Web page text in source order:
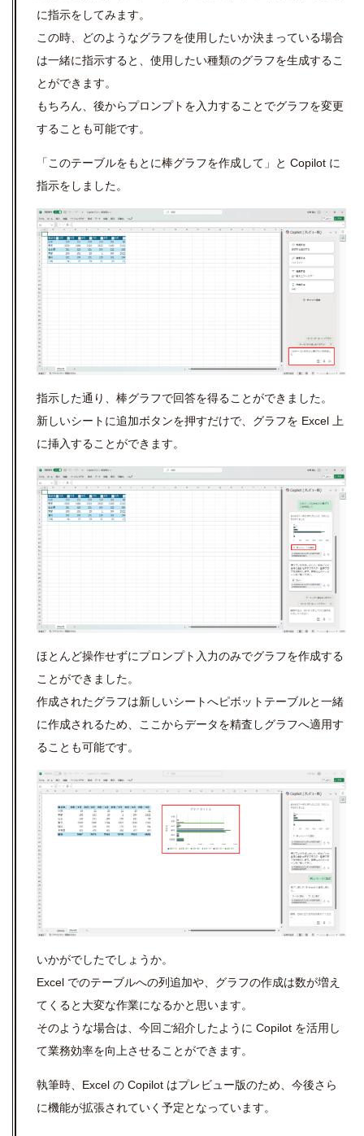
に指示をしてみます。
この時、どのようなグラフを使用したいか決まっている場合
は一緒に指示すると、使用したい種類のグラフを生成するこ
とができます。
もちろん、後からプロンプトを入力することでグラフを変更
することも可能です。
「このテーブルをもとに棒グラフを作成して」と Copilot に
指示をしました。
指示した通り、棒グラフで回答を得ることができました。
新しいシートに追加ボタンを押すだけで、グラフを Excel 上
に挿入することができます。
ほとんど操作せずにプロンプト入力のみでグラフを作成する
ことができました。
作成されたグラフは新しいシートへピボットテーブルと一緒
に作成されるため、ここからデータを精査しグラフへ適用す
ることも可能です。
いかがでしたでしょうか。
Excel でのテーブルへの列追加や、グラフの作成は数が増え
てくると大変な作業になるかと思います。
そのような場合は、今回ご紹介したように Copilot を活用し
て業務効率を向上させることができます。
執筆時、Excel の Copilot はプレビュー版のため、今後さら
に機能が拡張されていく予定となっています。